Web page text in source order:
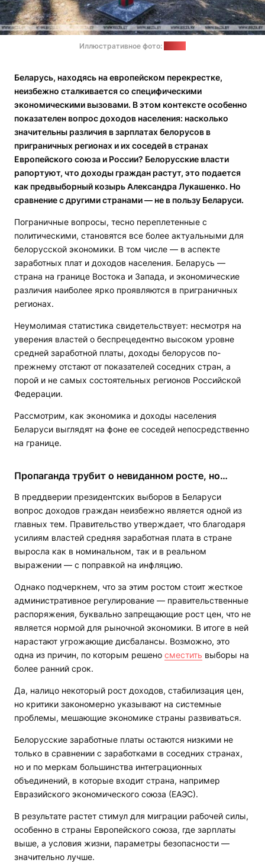
Иллюстративное фото:
Беларусь, находясь на европейском перекрестке,
неизбежно сталкивается со специфическими
экономическими вызовами. В этом контексте особенно
показателен вопрос доходов населения: насколько
значительны различия в зарплатах белорусов в
приграничных регионах и их соседей в странах
Европейского союза и России? Белорусские власти
рапортуют, что доходы граждан растут, это подается
как предвыборный козырь Александра Лукашенко. Но
сравнение с другими странами — не в пользу Беларуси.
Пограничные вопросы, тесно переплетенные с
политическими, становятся все более актуальными для
белорусской экономики. В том числе — в аспекте
заработных плат и доходов населения. Беларусь —
страна на границе Востока и Запада, и экономические
различия наиболее ярко проявляются в приграничных
регионах.
Неумолимая статистика свидетельствует: несмотря на
уверения властей о беспрецедентно высоком уровне
средней заработной платы, доходы белорусов по-
прежнему отстают от показателей соседних стран, а
порой и не самых состоятельных регионов Российской
Федерации.
Рассмотрим, как экономика и доходы населения
Беларуси выглядят на фоне ее соседей непосредственно
на границе.
Пропаганда трубит о невиданном росте, но…
В преддверии президентских выборов в Беларуси
вопрос доходов граждан неизбежно является одной из
главных тем. Правительство утверждает, что благодаря
усилиям властей средняя заработная плата в стране
выросла как в номинальном, так и в реальном
выражении — с поправкой на инфляцию.
Однако подчеркнем, что за этим ростом стоит жесткое
административное регулирование — правительственные
распоряжения, буквально запрещающие рост цен, что не
является нормой для рыночной экономики. В итоге в ней
нарастают угрожающие дисбалансы. Возможно, это
одна из причин, по которым решено сместить выборы на
более ранний срок.
Да, налицо некоторый рост доходов, стабилизация цен,
но критики закономерно указывают на системные
проблемы, мешающие экономике страны развиваться.
Белорусские заработные платы остаются низкими не
только в сравнении с заработками в соседних странах,
но и по меркам большинства интеграционных
объединений, в которые входит страна, например
Евразийского экономического союза (ЕАЭС).
В результате растет стимул для миграции рабочей силы,
особенно в страны Европейского союза, где зарплаты
выше, а условия жизни, параметры безопасности —
значительно лучше.